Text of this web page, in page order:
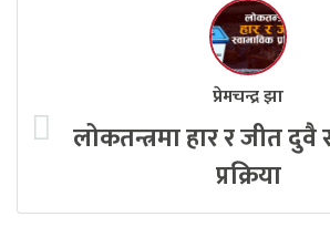
प्रेमचन्द्र झा
लोकतन्त्रमा हार र जीत दुवै
प्रक्रिया